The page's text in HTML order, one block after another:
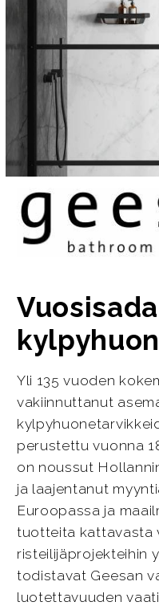
Yli 135 vuoden
vakiinnuttanut
perustettu vuonna
on noussut
ja laajentanut
Euroopassa ja
tuotteita kattavasta
risteilijäprojekteihin
todistavat Geesan
luotettavuuden